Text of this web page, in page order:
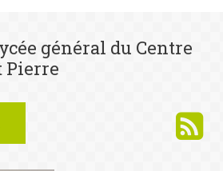
général du Centre
Pierre